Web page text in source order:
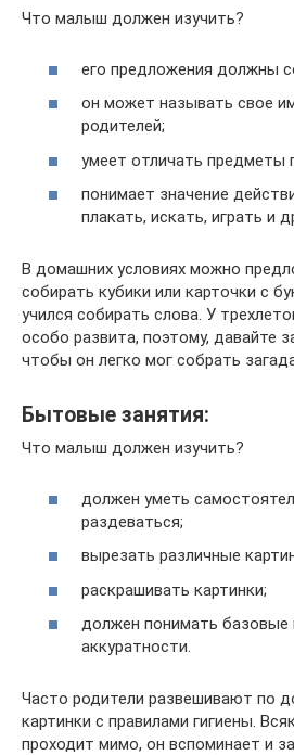
Что малыш должен изучить?
его предложения должны
он может называть свое
родителей;
умеет отличать предметы
понимает значение
плакать, искать, играть и
В домашних условиях можно
собирать кубики или карточки с
учился собирать слова. У
особо развита, поэтому, давайте
чтобы он легко мог собрать
Бытовые занятия:
Что малыш должен изучить?
должен уметь
раздеваться;
вырезать различные
раскрашивать картинки;
должен понимать базовые
аккуратности.
Часто родители развешивают по
картинки с правилами гигиены.
проходит мимо, он вспоминает и